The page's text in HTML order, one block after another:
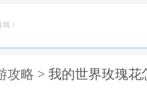
！
攻略 > 我的世界玫瑰